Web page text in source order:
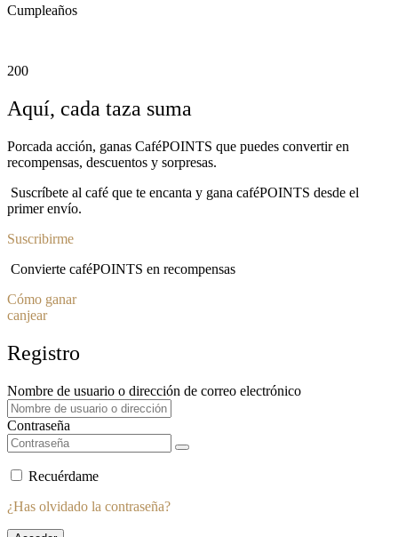
Cumpleaños
200
Aquí, cada taza suma
Porcada acción, ganas CaféPOINTS que puedes convertir en
recompensas, descuentos y sorpresas.
Suscríbete al café que te encanta y gana caféPOINTS desde el
primer envío.
Suscribirme
Convierte caféPOINTS en recompensas
Cómo ganar
canjear
Registro
Nombre de usuario o dirección de correo electrónico
Contraseña
Recuérdame
¿Has olvidado la contraseña?